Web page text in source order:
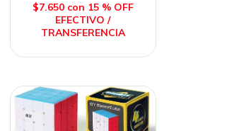
$7.650 con 15 % OFF
EFECTIVO /
TRANSFERENCIA